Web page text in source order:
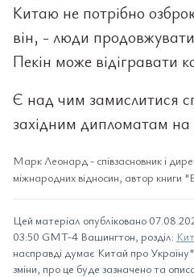
Китаю не потрібно
він, - люди
Пекін може відігравати
Є над чим замислитися
західним дипломатам на
Марк Леонард - співзасновник і
міжнародних відносин, автор книги
Цей матеріал опубліковано
03:50 GMT-4 Вашингтон, розділ:
насправді думає Китай про Україну".
зміни, про це буде зазначено та